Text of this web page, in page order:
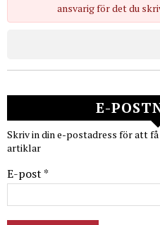
ansvarig för det du
E-
Skriv in din e-postadress för att
artiklar
E-post *